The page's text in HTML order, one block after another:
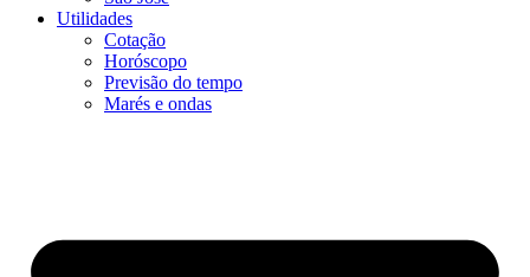
Utilidades
Cotação
Horóscopo
Previsão do tempo
Marés e ondas